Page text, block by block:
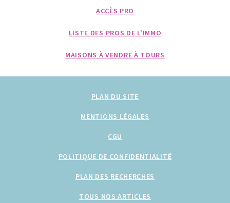
ACCÈS PRO
LISTE DES PROS DE L'IMMO
MAISONS À VENDRE À TOURS
PLAN DU SITE
MENTIONS LÉGALES
CGU
POLITIQUE DE CONFIDENTIALITÉ
PLAN DES RECHERCHES
TOUS NOS ARTICLES